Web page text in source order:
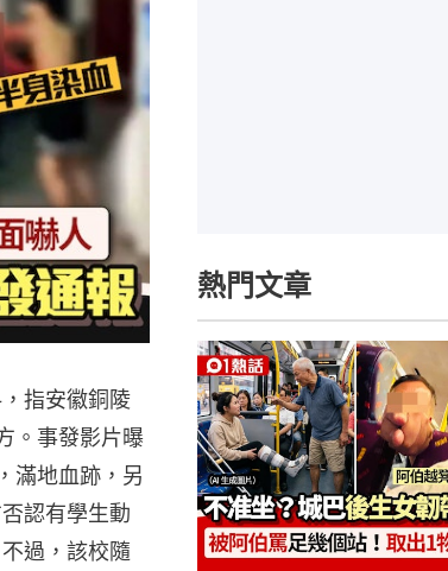
指安徽銅陵
。事發影片曝
滿地血跡，另
認有學生動
過，該校隨
熱門文章